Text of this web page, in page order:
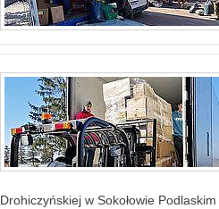
Drohiczyńskiej w Sokołowie